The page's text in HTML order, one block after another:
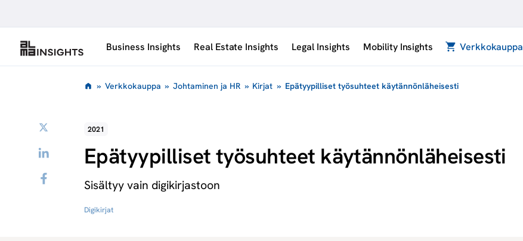
Business Insights Real Estate Insights Legal Insights Mobility Insights Verkkokauppa
LinkedIn
» Verkkokauppa » Johtaminen ja HR » Kirjat » Epätyypilliset työsuhteet käytännönläheisesti
2021
Epätyypilliset työsuhteet käytännönläheisesti
Sisältyy vain digikirjastoon
Digikirjat